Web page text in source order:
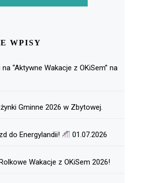
WPISY
“Aktywne Wakacje z OKiSem” na
Gminne 2026 w Zbytowej.
do Energylandii! 01.07.2026
Wakacje z OKiSem 2026!